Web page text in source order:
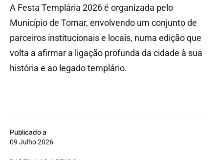
Publicado a
09 Julho 2026
A Festa Templária 2026 é organizada pelo
Município de Tomar, envolvendo um conjunto de
parceiros institucionais e locais, numa edição que
volta a afirmar a ligação profunda da cidade à sua
história e ao legado templário.